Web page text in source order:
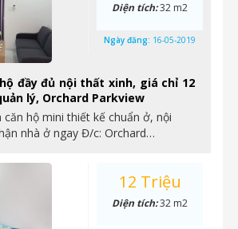
đầy đủ nội thất xinh, giá chỉ 12
lý, Orchard Parkview
căn hộ mini thiết kế chuẩn ở, nội
nhà ở ngay Đ/c: Orchard…
Diện tích:32 m2
Ngày đăng: 16-05-2019
12 Triệu
Diện tích:32 m2